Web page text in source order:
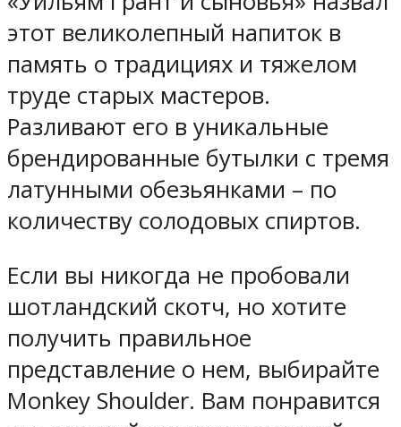
этот великолепный напиток в
память о традициях и тяжелом
труде старых мастеров.
Разливают его в уникальные
брендированные бутылки с тремя
латунными обезьянками – по
количеству солодовых спиртов.
Если вы никогда не пробовали
шотландский скотч, но хотите
получить правильное
представление о нем, выбирайте
Monkey Shoulder. Вам понравится